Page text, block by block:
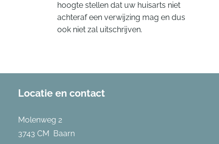
hoogte stellen dat uw huisarts niet
achteraf een verwijzing mag en dus
ook niet zal uitschrijven.
Locatie en contact
Molenweg 2
3743 CM Baarn